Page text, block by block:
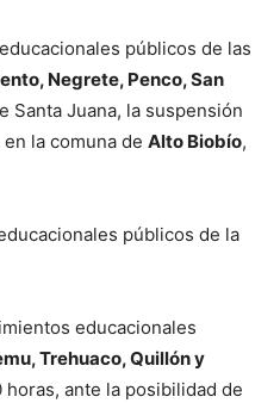
públicos de las
Negrete, Penco, San
Santa Juana, la suspensión
la comuna de Alto Biobío,
públicos de la
educacionales
Trehuaco, Quillón y
ante la posibilidad de